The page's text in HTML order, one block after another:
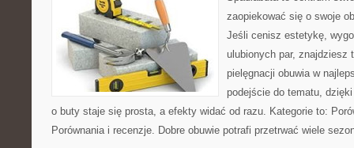
zaopiekować się o swoje
Jeśli cenisz estetykę,
ulubionych par, znajdziesz
pielęgnacji obuwia w
podejście do tematu,
o buty staje się prosta, a efekty widać od razu. Kategorie to:
Porównania i recenzje. Dobre obuwie potrafi przetrwać wiele